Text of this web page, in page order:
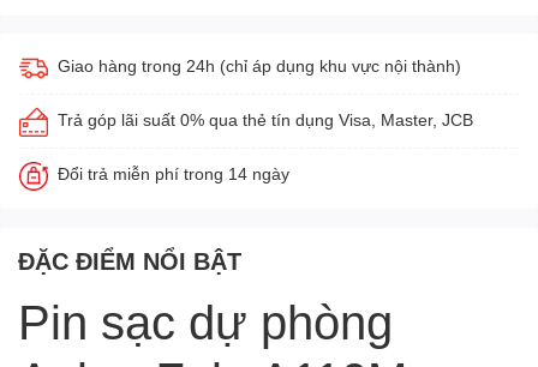
Giao hàng trong 24h (chỉ áp dụng khu vực nội thành)
Trả góp lãi suất 0% qua thẻ tín dụng Visa, Master, JCB
Đổi trả miễn phí trong 14 ngày
ĐẶC ĐIỂM NỔI BẬT
Pin sạc dự phòng